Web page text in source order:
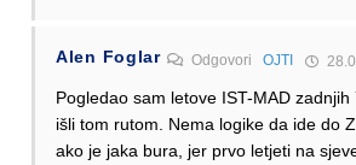
Alen Foglar Odgovori OJTI
Pogledao sam letove IST-MAD
išli tom rutom. Nema logike da ide do
ako je jaka bura, jer prvo letjeti na